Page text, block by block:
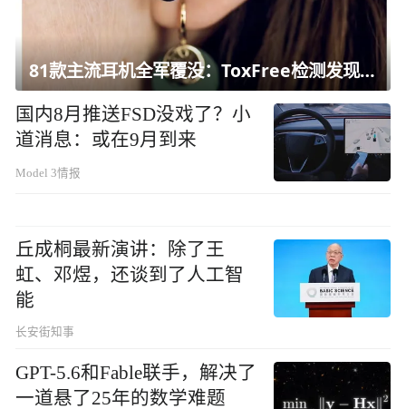
81款主流耳机全军覆没：ToxFree检测发现均含对人体有害化学物质
国内8月推送FSD没戏了？小
道消息：或在9月到来
Model 3情报
丘成桐最新演讲：除了王
虹、邓煜，还谈到了人工智
能
长安街知事
GPT-5.6和Fable联手，解决了
一道悬了25年的数学难题